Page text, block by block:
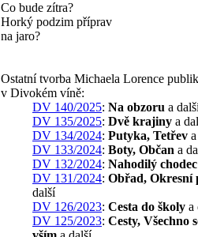
Co bude zítra?
Horký podzim příprav
na jaro?
Ostatní tvorba Michaela Lorence
v Divokém víně:
DV 140/2025: Na obzoru a
DV 135/2025: Dvě krajiny a
DV 134/2024: Putyka, Tetřev
DV 133/2024: Boty, Občan a
DV 132/2024: Nahodilý chodec
DV 131/2024: Obřad, Okresní
další
DV 126/2023: Cesta do školy a
DV 125/2023: Cesty, Všechno